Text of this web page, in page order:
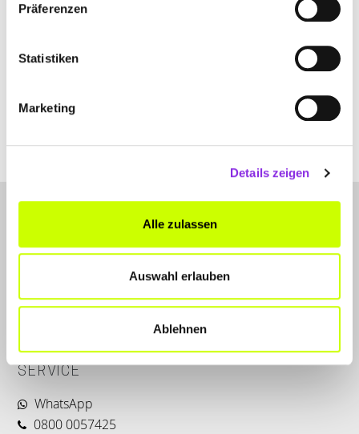
Präferenzen
Statistiken
Marketing
Details zeigen
Alle zulassen
Auswahl erlauben
Ablehnen
WALTER GROPPER E.K. HOLZ IM GARTEN
www.gropper-kirchberg.de
LET'S CONNECT
SERVICE
WhatsApp
0800 0057425